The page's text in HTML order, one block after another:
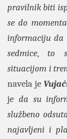
pravilnik biti
se do
informaciju da
sedmice,to
situacijom i
navela je
je da su
službeno
najavljeni i